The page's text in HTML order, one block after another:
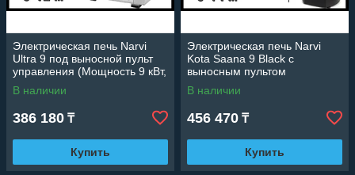
Электрическая печь Narvi
Ultra 9 под выносной пульт
управления (Мощность 9 кВт,
объем 8-12 м3)
В наличии
386 180 ₸
Купить
Электрическая печь Narvi
Kota Saana 9 Black с
выносным пультом
управления (Мощность 9 кВт,
объем 8-14 м3)
В наличии
456 470 ₸
Купить